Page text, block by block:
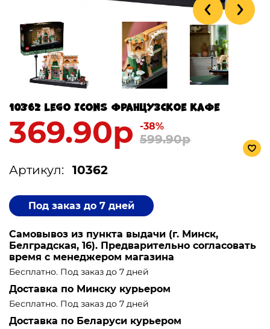
10362 Lego Icons Французское кафе
369.90р -38%
599.90р
Артикул: 10362
Под заказ до 7 дней
Самовывоз из пункта выдачи (г. Минск,
Белградская, 16). Предварительно согласовать
время с менеджером магазина
Бесплатно. Под заказ до 7 дней
Доставка по Минску курьером
Бесплатно. Под заказ до 7 дней
Доставка по Беларуси курьером